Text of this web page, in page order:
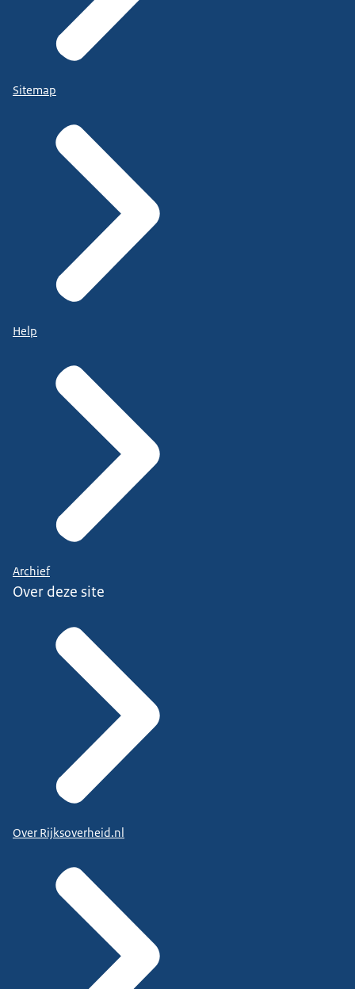
Sitemap
Help
Archief
Over deze site
Over Rijksoverheid.nl